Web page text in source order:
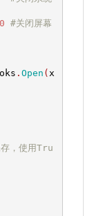
0 #关闭屏幕
. Open ( x
，使用Tru